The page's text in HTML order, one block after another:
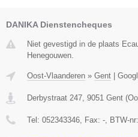
DANIKA Dienstencheques
Niet gevestigd in de plaats
Henegouwen.
Oost-Vlaanderen » Gent
Derbystraat 247, 9051 Gent (
Tel: 052343346, Fax: -, BTW-nr: